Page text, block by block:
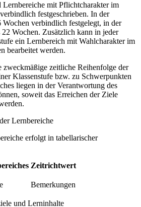
Lernbereiche mit Pflichtcharakter im
festgeschrieben. In der
Wochen verbindlich festgelegt, in der
22 Wochen. Zusätzlich kann in jeder
ein Lernbereich mit Wahlcharakter im
bearbeitet werden.
zweckmäßige zeitliche Reihenfolge der
Klassenstufe bzw. zu Schwerpunkten
liegen in der Verantwortung des
soweit das Erreichen der Ziele
Lernbereiche
erfolgt in tabellarischer
Zeitrichtwert
Bemerkungen
und Lerninhalte